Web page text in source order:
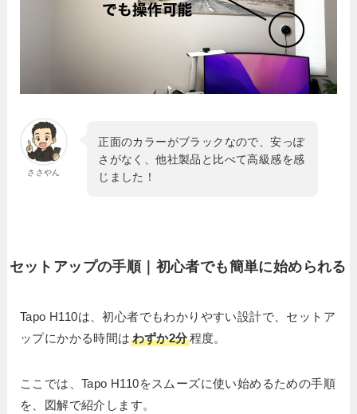
ささやん
正面のカラーがブラックなので、安っぽ
さがなく、他社製品と比べて高級感を感
じました！
セットアップの手順｜初心者でも簡単に始められる
Tapo H110は、初心者でもわかりやすい設計で、セットア
ップにかかる時間は わずか2分程度。
ここでは、Tapo H110をスムーズに使い始めるための手順
を、図解で紹介します。